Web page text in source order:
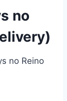
no
no Reino